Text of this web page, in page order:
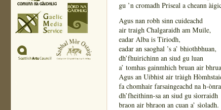
gu ’n cromadh Priseal a cheann
Agus nan robh sinn cuideachd
air traigh Chalgaraidh am Muile,
eadar Alba is Tiriodh,
eadar an saoghal ’s a’ bhiothbhuan,
dh’fhuirichinn an siud gu luan
a’ tomhas gainmhich bruan air
Agus an Uibhist air tràigh
fa chomhair farsaingeachd na h-
dh’fheithinn-sa an siud gu sìorraidh
braon air bhraon an cuan a’ sìoladh.